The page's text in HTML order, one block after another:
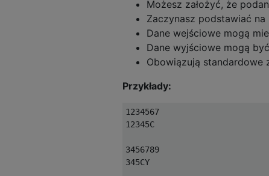
Możesz założyć, że
Zaczynasz podstawiać
Dane wejściowe mogą
Dane wyjściowe mogą
Obowiązują standardowe
Przykłady:
1234567
12345C
3456789
345CY